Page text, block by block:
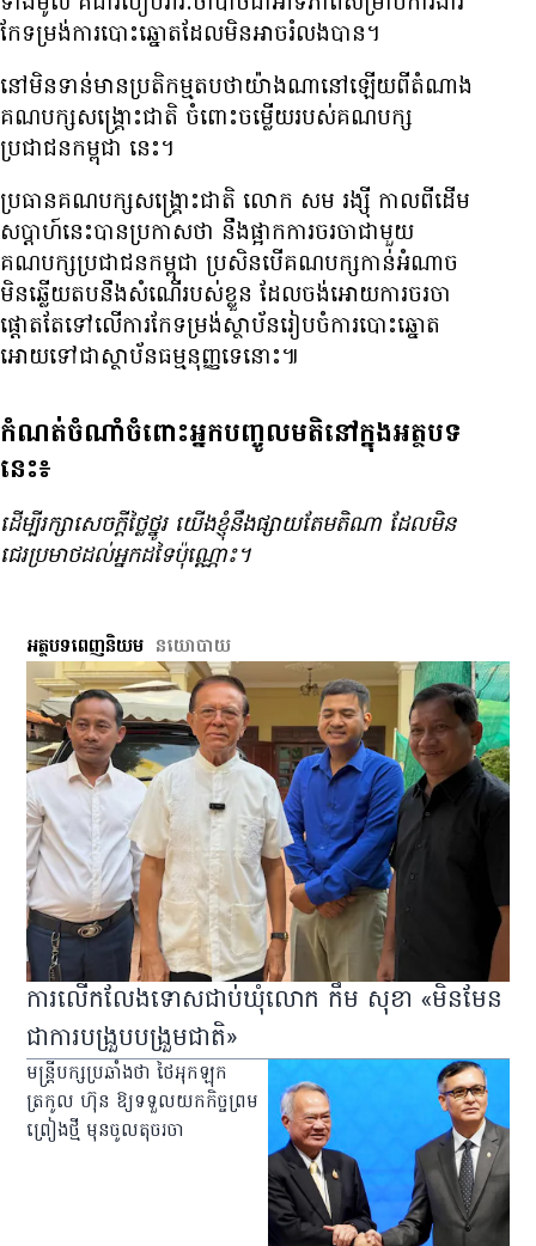
កែ​ទម្រង់​ការ​បោះ​ឆ្នោត​ដែល​មិន​អាច​រំលង​បាន។
នៅ​មិន​ទាន់​មាន​ប្រតិកម្ម​តប​ថា​យ៉ាង​ណា​នៅ​ឡើយ​ពី​តំណាង​
គណបក្ស​សង្គ្រោះ​ជាតិ ចំពោះ​ចម្លើយ​របស់​គណបក្ស​
ប្រជាជន​កម្ពុជា នេះ។
ប្រធាន​គណបក្ស​សង្គ្រោះ​ជាតិ លោក សម រង្ស៊ី កាល​ពី​ដើម​
សប្ដាហ៍​នេះ​បាន​ប្រកាស​ថា នឹង​ផ្អាក​ការ​ចរចា​ជាមួយ​
គណបក្ស​ប្រជាជន​កម្ពុជា ប្រសិន​បើ​គណបក្ស​កាន់​អំណាច​
មិន​ឆ្លើយ​តប​នឹង​សំណើ​របស់​ខ្លួន ដែល​ចង់​អោយ​ការ​ចរចា​
ផ្ដោត​តែ​ទៅ​លើ​ការ​កែ​ទម្រង់​ស្ថាប័ន​រៀបចំ​ការ​បោះ​ឆ្នោត​
អោយ​ទៅ​ជា​ស្ថាប័ន​ធម្មនុញ្ញ​ទេ​នោះ៕
កំណត់ចំណាំចំពោះអ្នកបញ្ចូលមតិនៅក្នុងអត្ថបទ
នេះ៖
ដើម្បី​រក្សា​សេចក្ដី​ថ្លៃថ្នូរ យើង​ខ្ញុំ​នឹង​ផ្សាយ​តែ​មតិ​ណា ដែល​មិន​
ជេរ​ប្រមាថ​ដល់​អ្នក​ដទៃ​ប៉ុណ្ណោះ។
អត្ថបទពេញនិយម នយោបាយ
ការលើកលែងទោសជាប់ឃុំលោក កឹម សុខា «មិនមែន
ជាការបង្រួបបង្រួមជាតិ»
មន្ត្រីបក្សប្រឆាំងថា ថៃអុកឡុក
ត្រកូល ហ៊ុន ឱ្យទទួលយកកិច្ចព្រម
ព្រៀងថ្មី មុនចូលតុចរចា